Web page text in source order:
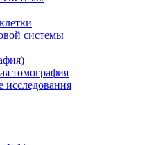
системы
томография
исследования